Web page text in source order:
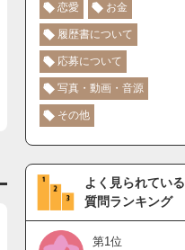
恋愛 お金
履歴書について
応募について
写真・動画・音源
その他
よく見られている
質問ランキング
第1位